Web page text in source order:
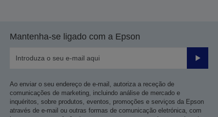
Mantenha-se ligado com a Epson
Enviar
Ao enviar o seu endereço de e-mail, autoriza a receção de
comunicações de marketing, incluindo análise de mercado e
inquéritos, sobre produtos, eventos, promoções e serviços da Epson
através de e-mail ou outras formas de comunicação eletrónica, com